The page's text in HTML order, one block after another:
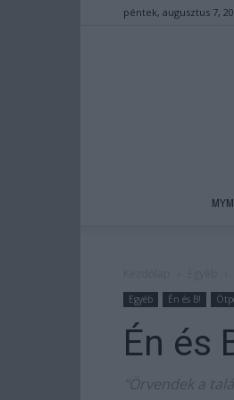
péntek, augusztus 7,
Egyéb Én és B!
Én és
"Örvendek a